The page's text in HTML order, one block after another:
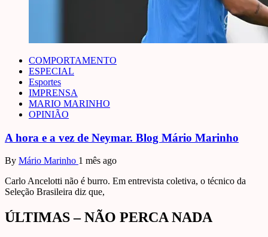
COMPORTAMENTO
ESPECIAL
Esportes
IMPRENSA
MARIO MARINHO
OPINIÃO
A hora e a vez de Neymar. Blog Mário Marinho
By Mário Marinho 1 mês ago
Carlo Ancelotti não é burro. Em entrevista coletiva, o técnico da
Seleção Brasileira diz que,
ÚLTIMAS – NÃO PERCA NADA